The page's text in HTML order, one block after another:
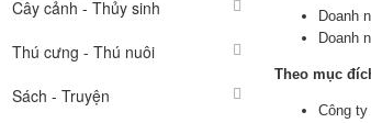
Cây cảnh - Thủy sinh
Thú cưng - Thú nuôi
Sách - Truyện
Doanh
Doanh
Theo mục
Công ty